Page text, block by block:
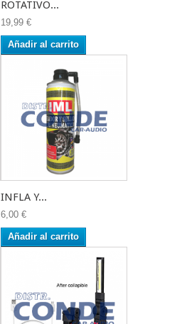
ROTATIVO...
19,99 €
Añadir al carrito
INFLA Y...
6,00 €
Añadir al carrito